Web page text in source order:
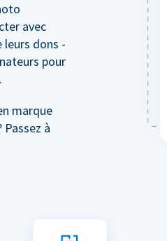
avec
dons -
pour
marque
à